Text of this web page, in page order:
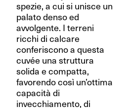
spezie, a cui si unisce un
palato denso ed
avvolgente. I terreni
ricchi di calcare
conferiscono a questa
cuvée una struttura
solida e compatta,
favorendo così un’ottima
capacità di
invecchiamento, di